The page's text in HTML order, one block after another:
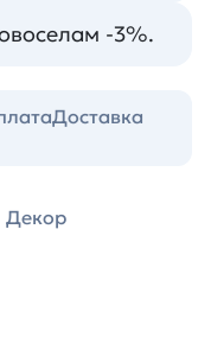
-3%.
Доставка
Декор